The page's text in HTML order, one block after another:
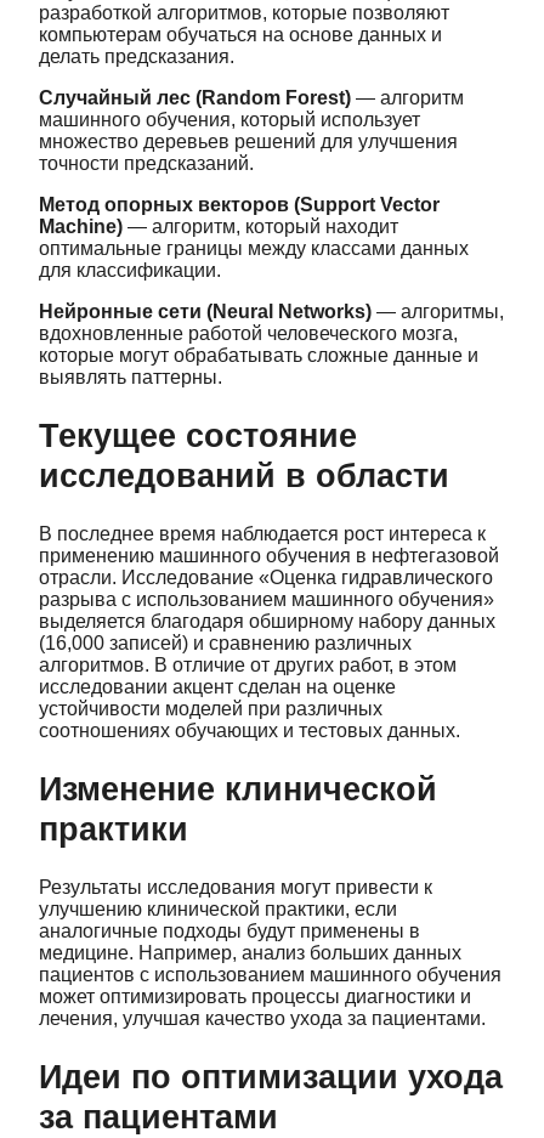
разработкой алгоритмов, которые позволяют
компьютерам обучаться на основе данных и
делать предсказания.
Случайный лес (Random Forest) — алгоритм
машинного обучения, который использует
множество деревьев решений для улучшения
точности предсказаний.
Метод опорных векторов (Support Vector
Machine) — алгоритм, который находит
оптимальные границы между классами данных
для классификации.
Нейронные сети (Neural Networks) — алгоритмы,
вдохновленные работой человеческого мозга,
которые могут обрабатывать сложные данные и
выявлять паттерны.
Текущее состояние
исследований в области
В последнее время наблюдается рост интереса к
применению машинного обучения в нефтегазовой
отрасли. Исследование «Оценка гидравлического
разрыва с использованием машинного обучения»
выделяется благодаря обширному набору данных
(16,000 записей) и сравнению различных
алгоритмов. В отличие от других работ, в этом
исследовании акцент сделан на оценке
устойчивости моделей при различных
соотношениях обучающих и тестовых данных.
Изменение клинической
практики
Результаты исследования могут привести к
улучшению клинической практики, если
аналогичные подходы будут применены в
медицине. Например, анализ больших данных
пациентов с использованием машинного обучения
может оптимизировать процессы диагностики и
лечения, улучшая качество ухода за пациентами.
Идеи по оптимизации ухода
за пациентами